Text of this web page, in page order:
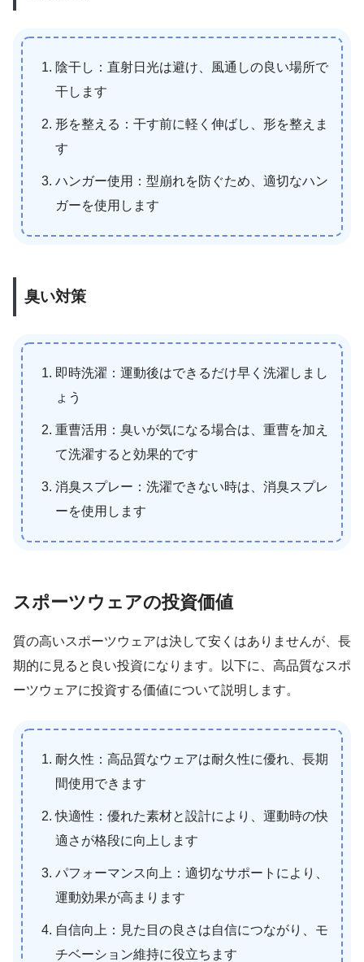
陰干し：直射日光は避け、風通しの良い場所で
干します
形を整える：干す前に軽く伸ばし、形を整えま
す
ハンガー使用：型崩れを防ぐため、適切なハン
ガーを使用します
臭い対策
即時洗濯：運動後はできるだけ早く洗濯しまし
ょう
重曹活用：臭いが気になる場合は、重曹を加え
て洗濯すると効果的です
消臭スプレー：洗濯できない時は、消臭スプレ
ーを使用します
スポーツウェアの投資価値
質の高いスポーツウェアは決して安くはありませんが、長
期的に見ると良い投資になります。以下に、高品質なスポ
ーツウェアに投資する価値について説明します。
耐久性：高品質なウェアは耐久性に優れ、長期
間使用できます
快適性：優れた素材と設計により、運動時の快
適さが格段に向上します
パフォーマンス向上：適切なサポートにより、
運動効果が高まります
自信向上：見た目の良さは自信につながり、モ
チベーション維持に役立ちます